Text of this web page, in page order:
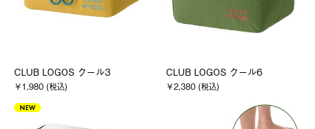
CLUB LOGOS クール3
￥1,980 (税込)
CLUB LOGOS クール6
￥2,380 (税込)
NEW